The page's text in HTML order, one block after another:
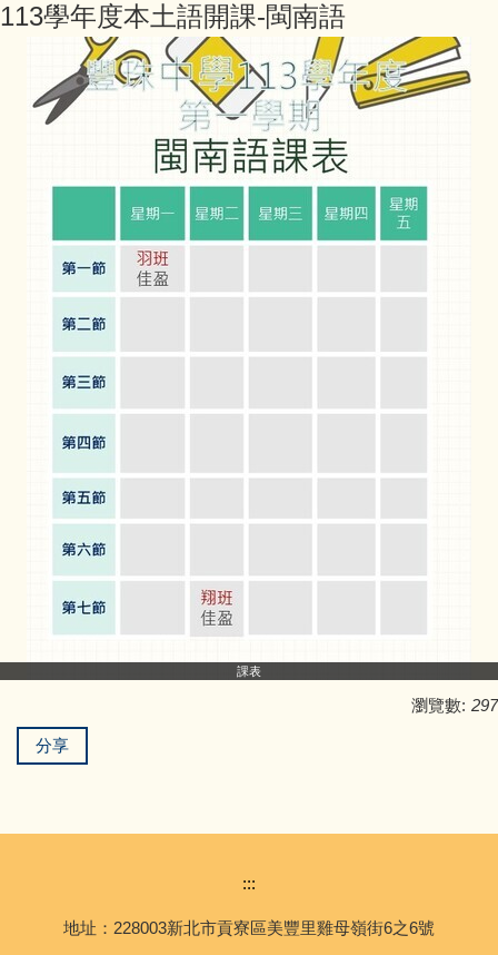
處室人員簡介
教學活動專區
家庭教育專區
防災教育專區
會計專區
人事專區
豐味誌
藝術家駐校計畫
113學年度本土語開課-閩南語
課表
瀏覽數: 297
分享
:::
地址：228003新北市貢寮區美豐里雞母嶺街6之6號